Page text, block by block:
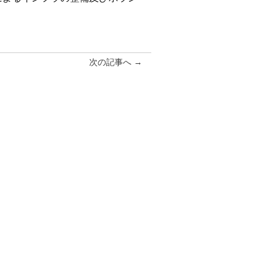
次の記事へ →